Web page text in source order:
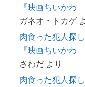
『映画ちいか
ガネオ・トカゲ
肉食った犯人探
『映画ちいか
さわだ より
肉食った犯人探